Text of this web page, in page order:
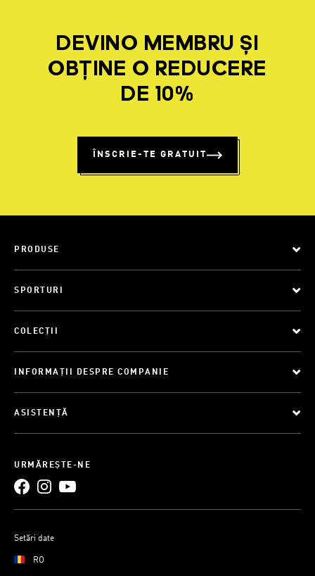
DEVINO MEMBRU ȘI
OBȚINE O REDUCERE
DE 10%
ÎNSCRIE-TE GRATUIT
PRODUSE
SPORTURI
COLECȚII
INFORMAȚII DESPRE COMPANIE
ASISTENȚĂ
URMĂREȘTE-NE
Setări date
RO